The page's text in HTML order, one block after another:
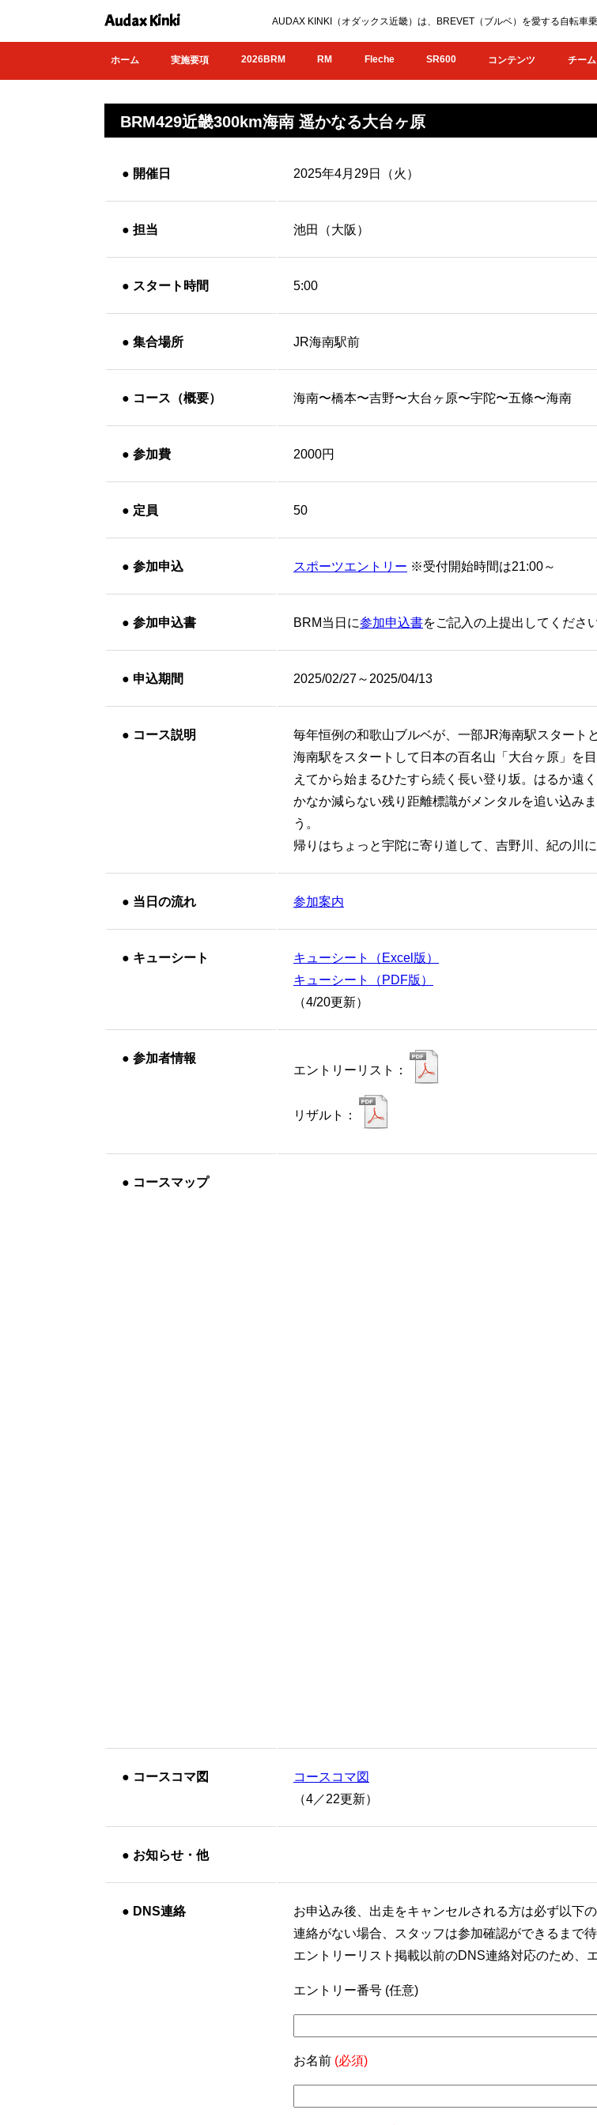
Audax Kinki AUDAX KINKI（オダックス近畿）は、BREVET（ブルベ）を愛する自転車
ホーム 実施要項 2026BRM RM Fleche SR600 コンテンツ チーム
BRM429近畿300km海南 遥かなる大台ヶ原
● 開催日 2025年4月29日（火）
● 担当 池田（大阪）
● スタート時間 5:00
● 集合場所 JR海南駅前
● コース（概要） 海南〜橋本〜吉野〜大台ヶ原〜宇陀〜五條〜海南
● 参加費 2000円
● 定員 50
● 参加申込 スポーツエントリー ※受付開始時間は21:00～
● 参加申込書 BRM当日に参加申込書をご記入の上提出してください
● 申込期間 2025/02/27～2025/04/13
● コース説明
毎年恒例の和歌山ブルベが、一部JR海南駅スタート
海南駅をスタートして日本の百名山「大台ヶ原」を
えてから始まるひたすら続く長い登り坂。はるか遠
かなか減らない残り距離標識がメンタルを追い込み
う。
帰りはちょっと宇陀に寄り道して、吉野川、紀の川
● 当日の流れ 参加案内
● キューシート
キューシート（Excel版）
キューシート（PDF版）
（4/20更新）
● 参加者情報
エントリーリスト：
リザルト：
● コースマップ
● コースコマ図
コースコマ図
（4／22更新）
● お知らせ・他
● DNS連絡
お申込み後、出走をキャンセルされる方は必ず以下
連絡がない場合、スタッフは参加確認ができるまで
エントリーリスト掲載以前のDNS連絡対応のため、
エントリー番号 (任意)
お名前 (必須)